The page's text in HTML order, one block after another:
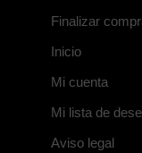
Finalizar
Inicio
Mi cuenta
Mi lista de
Aviso legal